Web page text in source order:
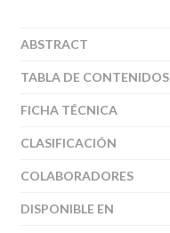
ABSTRACT
TABLA DE CONTENIDOS
FICHA TÉCNICA
CLASIFICACIÓN
COLABORADORES
DISPONIBLE EN